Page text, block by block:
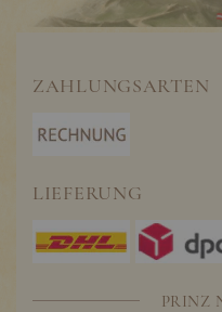
ZAHLUNGSARTEN
LIEFERUNG
PRINZ